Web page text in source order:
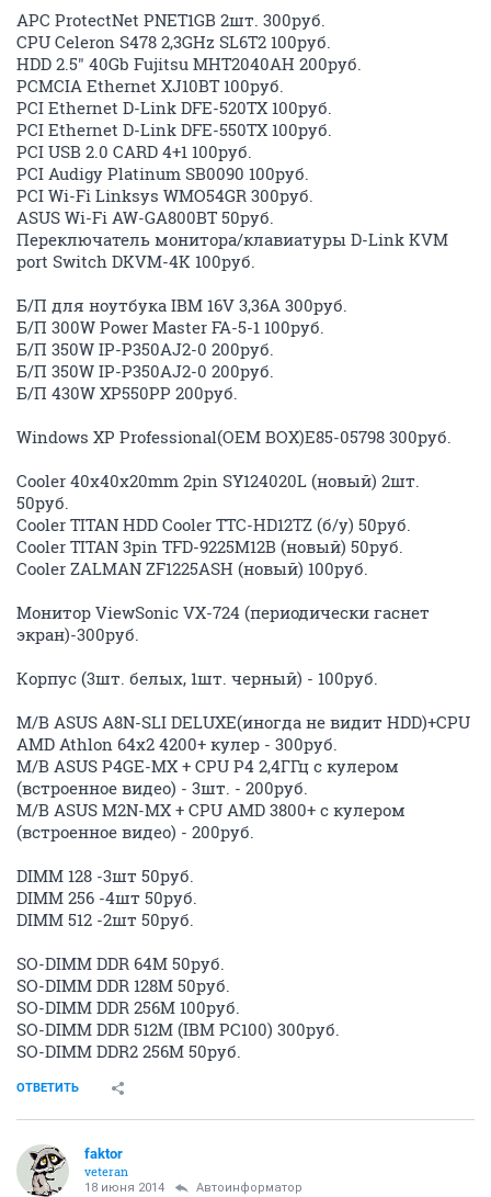
APC ProtectNet PNET1GB 2шт. 300руб.
CPU Celeron S478 2,3GHz SL6T2 100руб.
HDD 2.5" 40Gb Fujitsu MHT2040AH 200руб.
PCMCIA Ethernet XJ10BT 100руб.
PCI Ethernet D-Link DFE-520TX 100руб.
PCI Ethernet D-Link DFE-550TX 100руб.
PCI USB 2.0 CARD 4+1 100руб.
PCI Audigy Platinum SB0090 100руб.
PCI Wi-Fi Linksys WMO54GR 300руб.
ASUS Wi-Fi AW-GA800BT 50руб.
Переключатель монитора/клавиатуры D-Link KVM
port Switch DKVM-4K 100руб.
Б/П для ноутбука IBM 16V 3,36A 300руб.
Б/П 300W Power Master FA-5-1 100руб.
Б/П 350W IP-P350AJ2-0 200руб.
Б/П 350W IP-P350AJ2-0 200руб.
Б/П 430W XP550PP 200руб.
Windows XP Professional(OEM BOX)E85-05798 300руб.
Cooler 40x40x20mm 2pin SY124020L (новый) 2шт.
50руб.
Cooler TITAN HDD Cooler TTC-HD12TZ (б/у) 50руб.
Cooler TITAN 3pin TFD-9225M12B (новый) 50руб.
Cooler ZALMAN ZF1225ASH (новый) 100руб.
Монитор ViewSonic VX-724 (периодически гаснет
экран)-300руб.
Корпус (3шт. белых, 1шт. черный) - 100руб.
M/B ASUS A8N-SLI DELUXE(иногда не видит HDD)+CPU
AMD Athlon 64х2 4200+ кулер - 300руб.
M/B ASUS P4GE-MX + CPU P4 2,4ГГц с кулером
(встроенное видео) - 3шт. - 200руб.
M/B ASUS M2N-MX + CPU AMD 3800+ с кулером
(встроенное видео) - 200руб.
DIMM 128 -3шт 50руб.
DIMM 256 -4шт 50руб.
DIMM 512 -2шт 50руб.
SO-DIMM DDR 64M 50руб.
SO-DIMM DDR 128M 50руб.
SO-DIMM DDR 256M 100руб.
SO-DIMM DDR 512M (IBM PC100) 300руб.
SO-DIMM DDR2 256M 50руб.
ОТВЕТИТЬ
faktor
veteran
18 июня 2014 Автоинформатор